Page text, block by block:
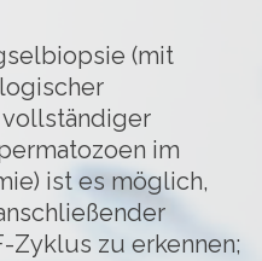
(mit
im
ist es möglich,
Zyklus zu erkennen;